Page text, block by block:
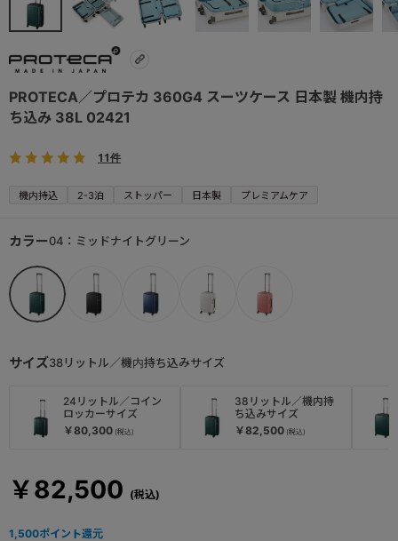
PROTECA／プロテカ 360G4 スーツケース 日本製 機内持
ち込み 38L 02421
11件
機内持込 2-3泊 ストッパー 日本製 プレミアムケア
￥82,500
サイズ38リットル／機内持ち込みサイズ
24リットル／コイン
ロッカーサイズ
￥80,300
38リットル／機内持
ち込みサイズ
￥82,500
カラー04：ミッドナイトグリーン
1,500ポイント還元